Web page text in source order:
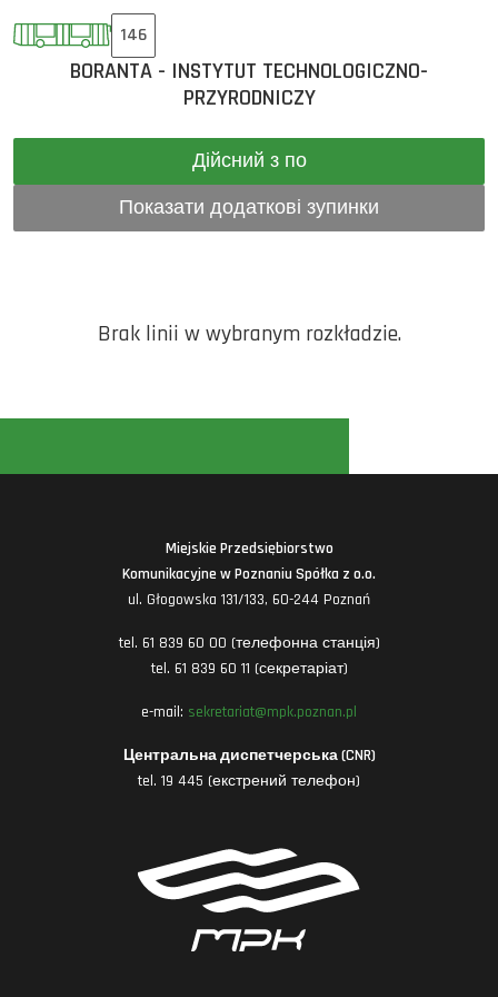
146
BORANTA - INSTYTUT TECHNOLOGICZNO-
PRZYRODNICZY
Дійсний з по
Показати додаткові зупинки
Brak linii w wybranym rozkładzie.
Miejskie Przedsiębiorstwo
Komunikacyjne w Poznaniu Spółka z o.o.
ul. Głogowska 131/133, 60-244 Poznań
tel. 61 839 60 00 (телефонна станція)
tel. 61 839 60 11 (секретаріат)
e-mail: sekretariat@mpk.poznan.pl
Центральна диспетчерська (CNR)
tel. 19 445 (екстрений телефон)